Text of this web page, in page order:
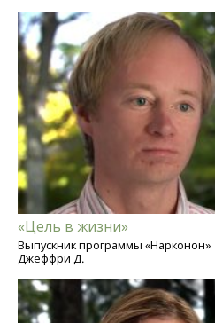
«Цель в жизни»
Выпускник программы «Нарконон»
Джеффри Д.